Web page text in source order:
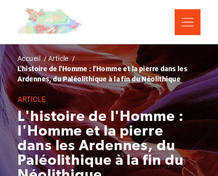
contenu
Fil
d'Ariane
Accueil
Article
L'histoire de l'Homme : l'Homme et la pierre dans les
Ardennes, du Paléolithique à la fin du Néolithique
ARTICLE
L'histoire de l'Homme :
l'Homme et la pierre
dans les Ardennes, du
Paléolithique à la fin du